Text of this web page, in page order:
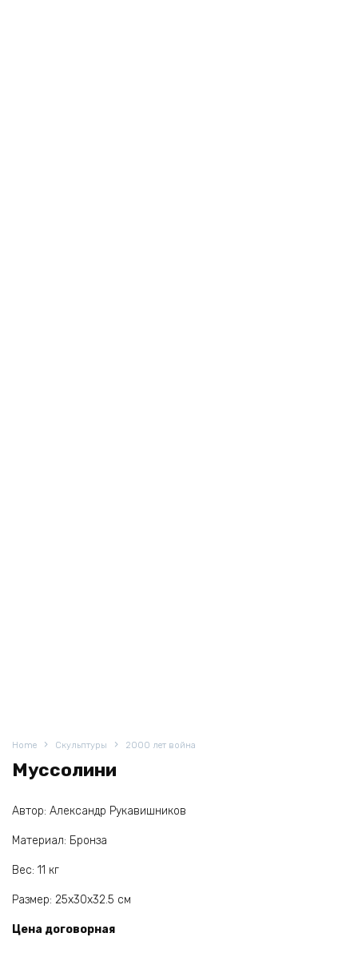
Home Скульптуры 2000 лет война
Муссолини
Автор: Александр Рукавишников
Материал: Бронза
Вес: 11 кг
Размер: 25х30х32.5 см
Цена договорная